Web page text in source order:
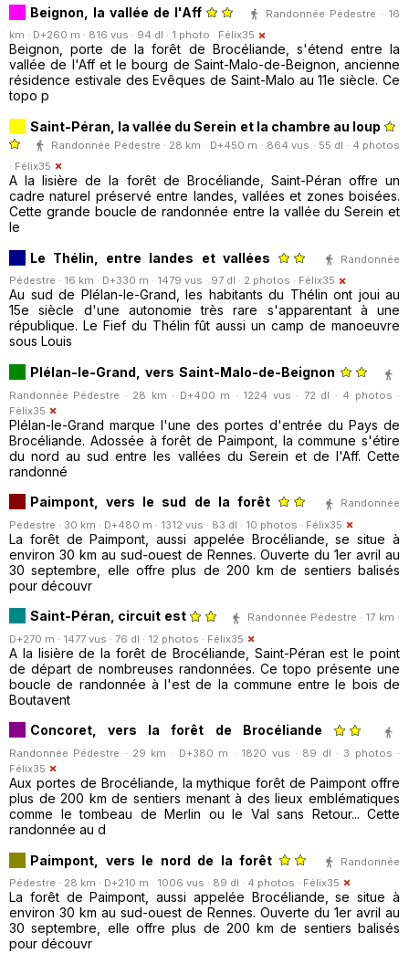
Beignon, la vallée de l'Aff
Randonnée Pédestre · 16
km · D+260 m · 816 vus · 94 dl · 1 photo · Félix35
Beignon, porte de la forêt de Brocéliande, s'étend entre la
vallée de l'Aff et le bourg de Saint-Malo-de-Beignon, ancienne
résidence estivale des Evêques de Saint-Malo au 11e siècle. Ce
topo p
Saint-Péran, la vallée du Serein et la chambre au loup
Randonnée Pédestre · 28 km · D+450 m · 864 vus · 55 dl · 4 photos
· Félix35
A la lisière de la forêt de Brocéliande, Saint-Péran offre un
cadre naturel préservé entre landes, vallées et zones boisées.
Cette grande boucle de randonnée entre la vallée du Serein et
le
Le Thélin, entre landes et vallées
Randonnée
Pédestre · 16 km · D+330 m · 1479 vus · 97 dl · 2 photos · Félix35
Au sud de Plélan-le-Grand, les habitants du Thélin ont joui au
15e siècle d'une autonomie très rare s'apparentant à une
république. Le Fief du Thélin fût aussi un camp de manoeuvre
sous Louis
Plélan-le-Grand, vers Saint-Malo-de-Beignon
Randonnée Pédestre · 28 km · D+400 m · 1224 vus · 72 dl · 4 photos ·
Félix35
Plélan-le-Grand marque l'une des portes d'entrée du Pays de
Brocéliande. Adossée à forêt de Paimpont, la commune s'étire
du nord au sud entre les vallées du Serein et de l'Aff. Cette
randonné
Paimpont, vers le sud de la forêt
Randonnée
Pédestre · 30 km · D+480 m · 1312 vus · 83 dl · 10 photos · Félix35
La forêt de Paimpont, aussi appelée Brocéliande, se situe à
environ 30 km au sud-ouest de Rennes. Ouverte du 1er avril au
30 septembre, elle offre plus de 200 km de sentiers balisés
pour découvr
Saint-Péran, circuit est
Randonnée Pédestre · 17 km ·
D+270 m · 1477 vus · 76 dl · 12 photos · Félix35
A la lisière de la forêt de Brocéliande, Saint-Péran est le point
de départ de nombreuses randonnées. Ce topo présente une
boucle de randonnée à l'est de la commune entre le bois de
Boutavent
Concoret, vers la forêt de Brocéliande
Randonnée Pédestre · 29 km · D+380 m · 1820 vus · 89 dl · 3 photos ·
Félix35
Aux portes de Brocéliande, la mythique forêt de Paimpont offre
plus de 200 km de sentiers menant à des lieux emblématiques
comme le tombeau de Merlin ou le Val sans Retour... Cette
randonnée au d
Paimpont, vers le nord de la forêt
Randonnée
Pédestre · 28 km · D+210 m · 1006 vus · 89 dl · 4 photos · Félix35
La forêt de Paimpont, aussi appelée Brocéliande, se situe à
environ 30 km au sud-ouest de Rennes. Ouverte du 1er avril au
30 septembre, elle offre plus de 200 km de sentiers balisés
pour découvr